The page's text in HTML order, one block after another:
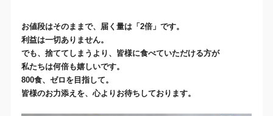
お値段はそのままで、届く量は「 2倍」です。
利益は一切ありません。
でも、捨ててしまうより、皆様に食べていただける方が
私たちは何倍も嬉しいです。
800食、ゼロを目指して。
皆様のお力添えを、心よりお待ちしております。